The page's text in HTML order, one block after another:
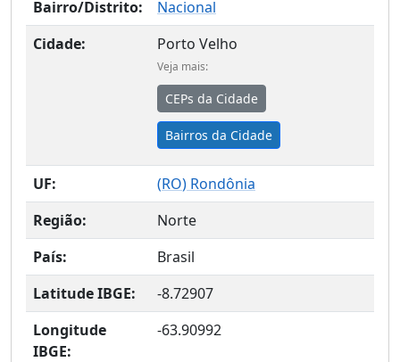
Bairro/Distrito:
Nacional
Cidade:
Porto Velho
Veja mais:
CEPs da Cidade
Bairros da Cidade
UF: (RO) Rondônia
Região:
Norte
País:
Brasil
Latitude IBGE:
-8.72907
Longitude
IBGE:
-63.90992